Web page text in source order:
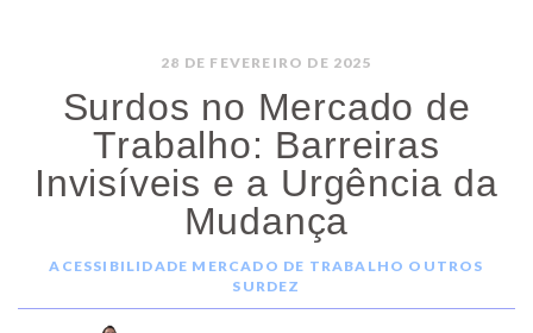
28 DE FEVEREIRO DE 2025
Surdos no Mercado de
Trabalho: Barreiras
Invisíveis e a Urgência da
Mudança
ACESSIBILIDADE MERCADO DE TRABALHO OUTROS
SURDEZ